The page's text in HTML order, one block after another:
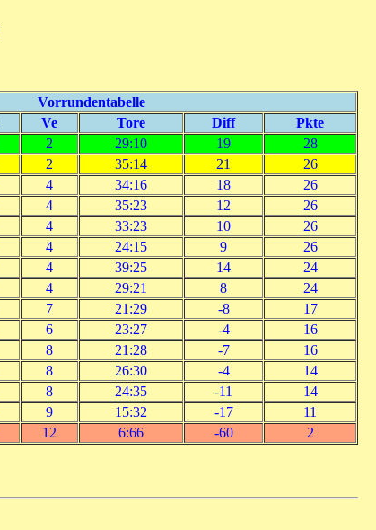
Vorrundentabelle
Ve Tore Diff
Pkte
2 29:10 19
28
2 35:14 21
26
4 34:16 18
26
4 35:23 12
26
4 33:23 10
26
4 24:15 9
26
4 39:25 14
24
4 29:21 8
24
7 21:29 -8
17
6 23:27 -4
16
8 21:28 -7
16
8 26:30 -4
14
8 24:35 -11
14
9 15:32 -17
11
12 6:66 -60 2